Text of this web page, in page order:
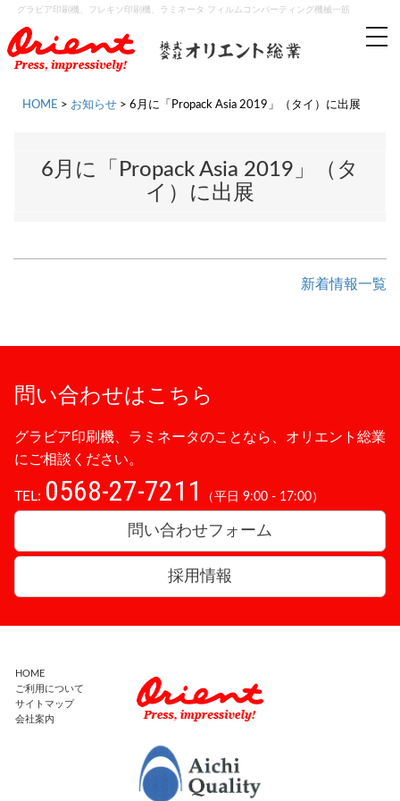
グラビア印刷機、フレキソ印刷機、ラミネータ フィルムコンバーティング機械一筋
HOME > お知らせ > 6月に「Propack Asia 2019」（タイ）に出展
6月に「Propack Asia 2019」（タ
イ）に出展
新着情報一覧
問い合わせはこちら
グラビア印刷機、ラミネータのことなら、オリエント総業
にご相談ください。
TEL: 0568-27-7211 （平日 9:00 - 17:00）
問い合わせフォーム
採用情報
HOME
ご利用について
サイトマップ
会社案内